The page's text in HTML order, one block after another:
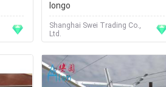
longo
Shanghai Swei Trading Co.,
Ltd.